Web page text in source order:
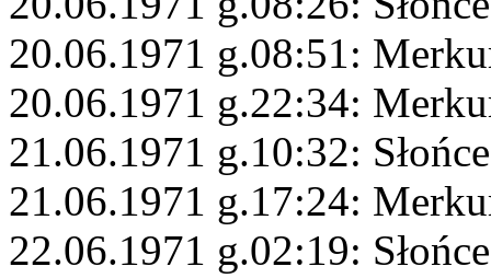
20.06.1971 g.08:51:
20.06.1971 g.22:34:
21.06.1971 g.10:32:
21.06.1971 g.17:24:
22.06.1971 g.02:19: